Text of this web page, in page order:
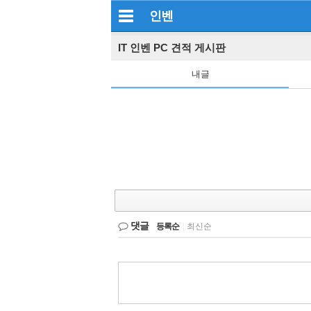
인벤
IT 인벤 PC 견적 게시판
내글
댓글 등록순 최신순